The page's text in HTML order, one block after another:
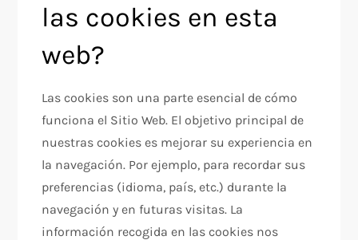
las cookies en esta
web?
Las cookies son una parte esencial de cómo
funciona el Sitio Web. El objetivo principal de
nuestras cookies es mejorar su experiencia en
la navegación. Por ejemplo, para recordar sus
preferencias (idioma, país, etc.) durante la
navegación y en futuras visitas. La
información recogida en las cookies nos